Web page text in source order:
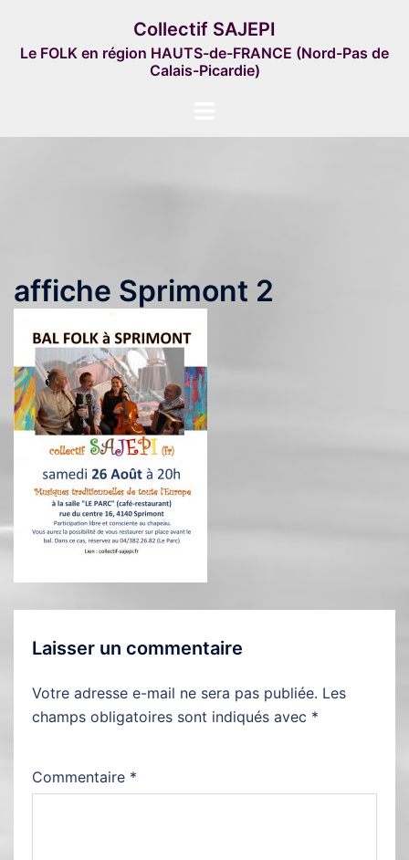
contenu
Collectif SAJEPI
Le FOLK en région HAUTS-de-FRANCE (Nord-Pas de
Calais-Picardie)
affiche Sprimont 2
Laisser un commentaire
Votre adresse e-mail ne sera pas publiée. Les
champs obligatoires sont indiqués avec *
Commentaire *